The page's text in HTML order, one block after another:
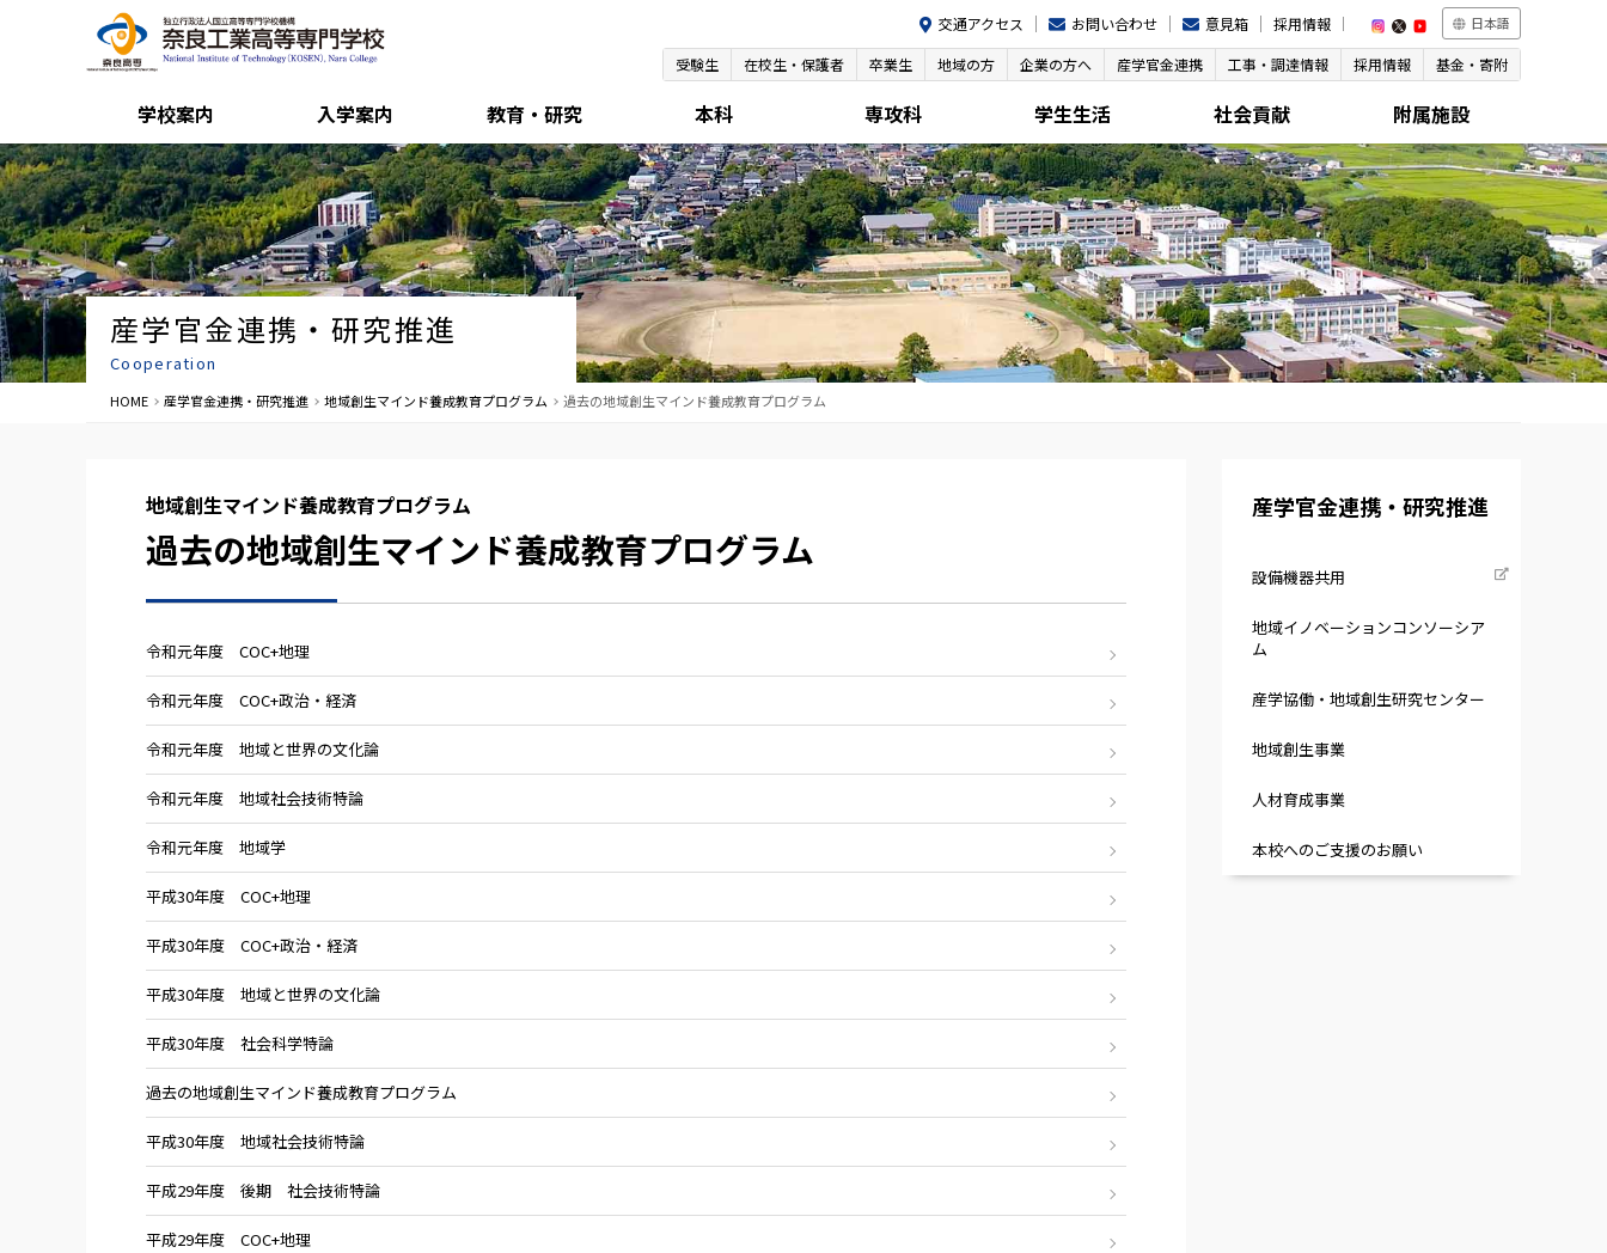
交通アクセス お問い合わせ 意見箱 採用情報 日本語
受験生 在校生・保護者 卒業生 地域の方 企業の方へ 産学官金連携 工事・調達情報 採用情報 基金・寄附
学校案内 入学案内 教育・研究 本科 専攻科 学生生活 社会貢献 附属施設
産学官金連携・研究推進
Cooperation
HOME 産学官金連携・研究推進 地域創生マインド養成教育プログラム 過去の地域創生マインド養成教育プログラム
地域創生マインド養成教育プログラム
過去の地域創生マインド養成教育プログラム
令和元年度 COC+地理
令和元年度 COC+政治・経済
令和元年度 地域と世界の文化論
令和元年度 地域社会技術特論
令和元年度 地域学
平成30年度 COC+地理
平成30年度 COC+政治・経済
平成30年度 地域と世界の文化論
平成30年度 社会科学特論
過去の地域創生マインド養成教育プログラム
平成30年度 地域社会技術特論
平成29年度 後期 社会技術特論
平成29年度 COC+地理
産学官金連携・研究推進
設備機器共用
地域イノベーションコンソーシア
ム
産学協働・地域創生研究センター
地域創生事業
人材育成事業
本校へのご支援のお願い